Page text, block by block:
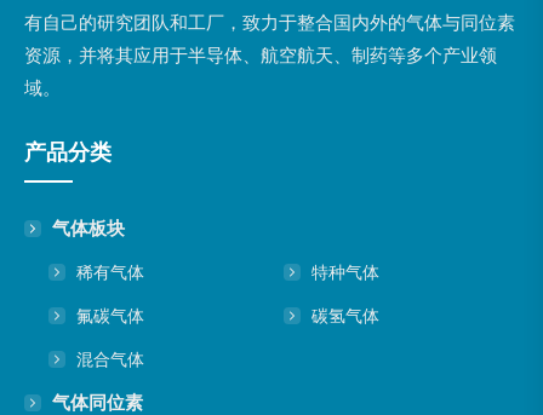
有自己的研究团队和工厂，致力于整合国内外的气体与同位素
资源，并将其应用于半导体、航空航天、制药等多个产业领
域。
产品分类
气体板块
稀有气体 特种气体
氟碳气体 碳氢气体
混合气体
气体同位素